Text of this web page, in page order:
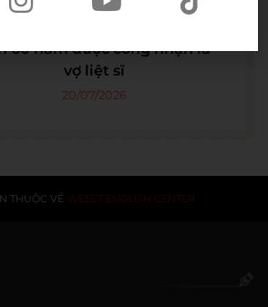
60 năm được công nhận là
vợ liệt sĩ
20/07/2026
THUỘC VỀ WESET ENGLISH CENTER